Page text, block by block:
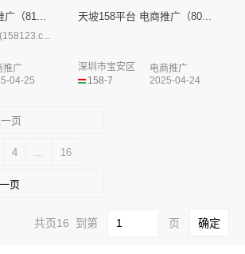
广（81...
推广
04-25
天坡158平台 电商推广（80...
158-7
深圳市宝安区
电商推广
2025-04-24
一页
4 ... 16
页
共页16 到第 页